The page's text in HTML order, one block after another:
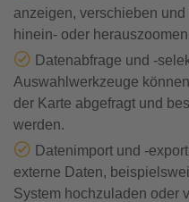
anzeigen, verschieben
hinein- oder
Datenabfrage und -
Auswahlwerkzeuge
der Karte abgefragt und
werden.
Datenimport und -
externe Daten,
System hochzuladen oder